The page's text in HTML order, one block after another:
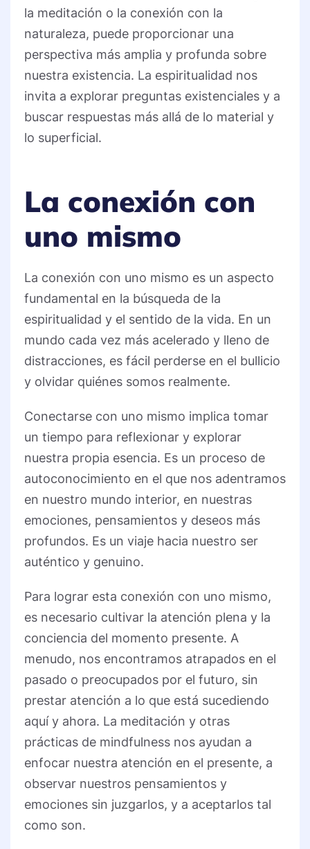
la meditación o la conexión con la
naturaleza, puede proporcionar una
perspectiva más amplia y profunda sobre
nuestra existencia. La espiritualidad nos
invita a explorar preguntas existenciales y a
buscar respuestas más allá de lo material y
lo superficial.
La conexión con
uno mismo
La conexión con uno mismo es un aspecto
fundamental en la búsqueda de la
espiritualidad y el sentido de la vida. En un
mundo cada vez más acelerado y lleno de
distracciones, es fácil perderse en el bullicio
y olvidar quiénes somos realmente.
Conectarse con uno mismo implica tomar
un tiempo para reflexionar y explorar
nuestra propia esencia. Es un proceso de
autoconocimiento en el que nos adentramos
en nuestro mundo interior, en nuestras
emociones, pensamientos y deseos más
profundos. Es un viaje hacia nuestro ser
auténtico y genuino.
Para lograr esta conexión con uno mismo,
es necesario cultivar la atención plena y la
conciencia del momento presente. A
menudo, nos encontramos atrapados en el
pasado o preocupados por el futuro, sin
prestar atención a lo que está sucediendo
aquí y ahora. La meditación y otras
prácticas de mindfulness nos ayudan a
enfocar nuestra atención en el presente, a
observar nuestros pensamientos y
emociones sin juzgarlos, y a aceptarlos tal
como son.